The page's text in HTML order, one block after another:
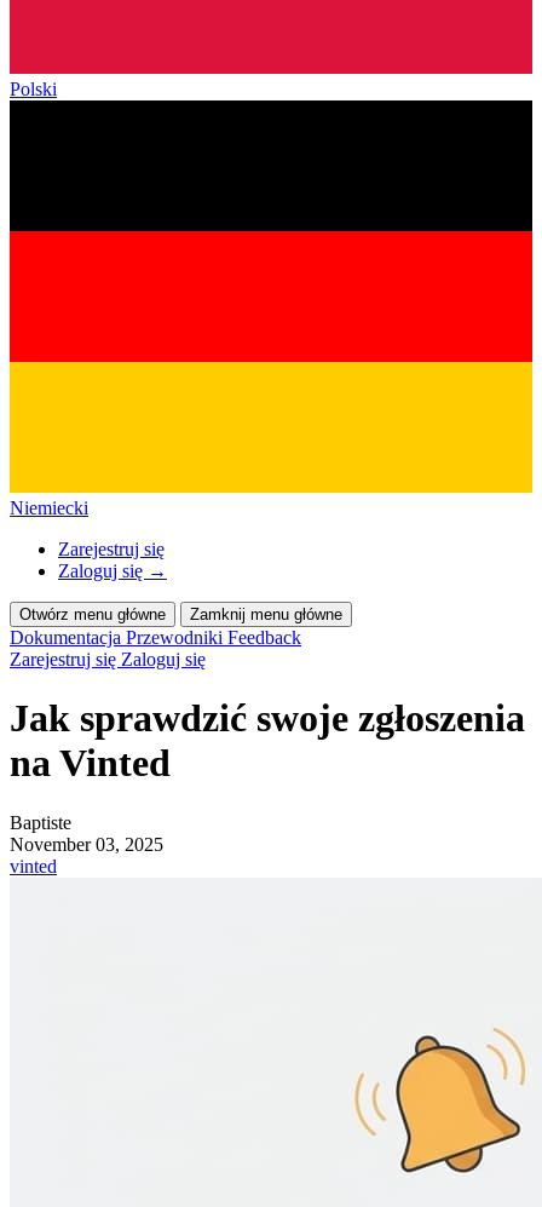
Polski
Niemiecki
Zarejestruj się
Zaloguj się →
Otwórz menu główne Zamknij menu główne
Dokumentacja Przewodniki Feedback
Zarejestruj się Zaloguj się
Jak sprawdzić swoje zgłoszenia
na Vinted
Baptiste
November 03, 2025
vinted